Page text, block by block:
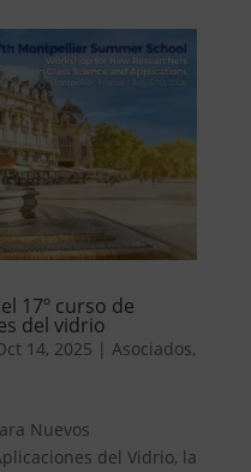
17º curso de
del vidrio
14, 2025 | Asociados,
Nuevos
del Vidrio, la